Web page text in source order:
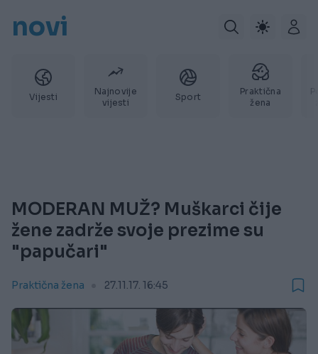
novi
Vijesti
Najnovije
vijesti
Sport
Praktična
žena
MODERAN MUŽ? Muškarci čije
žene zadrže svoje prezime su
"papučari"
Praktična žena 27.11.17. 16:45